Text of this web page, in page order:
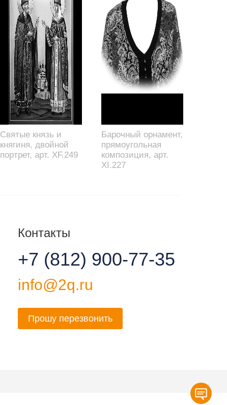
Святые князь и
княгиня, двойной
портрет, арт. XF.249
Барочный орнамент,
прямоугольная
композиция, арт.
XI.227
Контакты
+7 (812) 900-77-35
info@2q.ru
Прошу перезвонить